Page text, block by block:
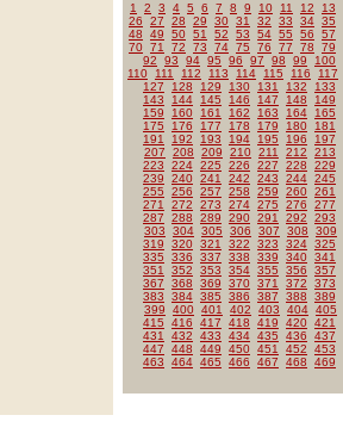
1 2 3 4 5 6 7 8 9 10 11 12
13
26
27 28 29 30 31 32 33 34 35
48
49 50 51 52 53 54 55 56
57
70 71 72 73 74 75 76 77 78
79
92
93 94 95 96 97 98 99
100
110
111 112 113 114 115 116
117
127
128 129 130 131 132
133
143
144 145 146 147 148
149
159
160 161 162 163 164
165
175
176 177 178 179 180
181
191
192 193 194 195 196
197
207
208 209 210 211 212
213
223
224 225 226 227 228
229
239
240 241 242 243 244 245
255
256 257 258 259 260 261
271
272 273 274 275 276
277
287
288 289 290 291 292
293
303
304 305 306 307 308
309
319
320 321 322 323 324 325
335
336 337 338 339 340 341
351
352 353 354 355 356
357
367
368 369 370 371 372
373
383
384 385 386 387 388
389
399
400 401 402 403 404 405
415
416 417 418 419 420 421
431
432 433 434 435 436
437
447
448 449 450 451 452
453
463
464 465 466 467 468 469